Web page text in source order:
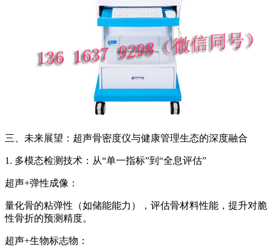
三、未来展望：超声骨密度仪与健康管理生态的深度融合
1. 多模态检测技术：从“单一指标”到“全息评估”
超声+弹性成像：
量化骨的粘弹性（如储能能力），评估骨材料性能，提升对脆
性骨折的预测精度。
超声+生物标志物：